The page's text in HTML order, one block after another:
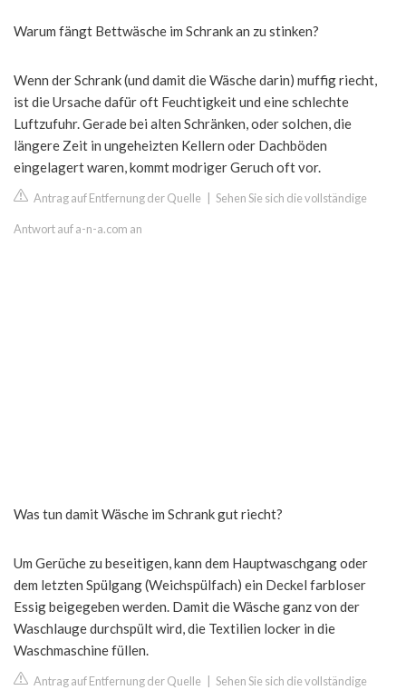
Warum fängt Bettwäsche im Schrank an zu stinken?
Wenn der Schrank (und damit die Wäsche darin) muffig riecht,
ist die Ursache dafür oft Feuchtigkeit und eine schlechte
Luftzufuhr. Gerade bei alten Schränken, oder solchen, die
längere Zeit in ungeheizten Kellern oder Dachböden
eingelagert waren, kommt modriger Geruch oft vor.
Antrag auf Entfernung der Quelle Sehen Sie sich die vollständige
Antwort auf a-n-a.com an
Was tun damit Wäsche im Schrank gut riecht?
Um Gerüche zu beseitigen, kann dem Hauptwaschgang oder
dem letzten Spülgang (Weichspülfach) ein Deckel farbloser
Essig beigegeben werden. Damit die Wäsche ganz von der
Waschlauge durchspült wird, die Textilien locker in die
Waschmaschine füllen.
Antrag auf Entfernung der Quelle Sehen Sie sich die vollständige